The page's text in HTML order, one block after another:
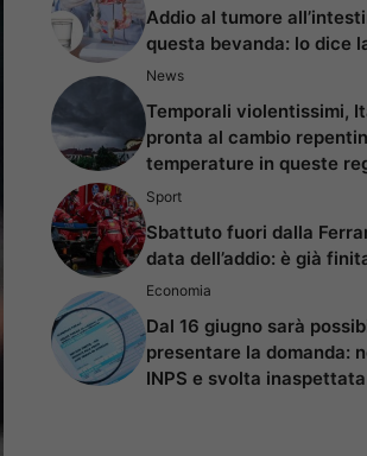
Addio al tumore
questa bevanda: lo dice
News
Temporali violentissimi,
pronta al cambio
temperature in queste
Sport
Sbattuto fuori dalla
data dell’addio: è già
Economia
Dal 16 giugno sarà
presentare la domanda:
INPS e svolta inaspettata